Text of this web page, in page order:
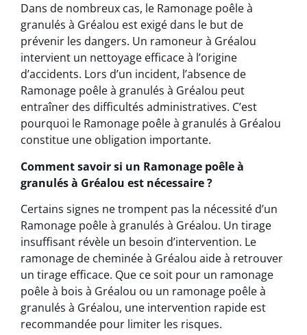
Dans de nombreux cas, le Ramonage poêle à
granulés à Gréalou est exigé dans le but de
prévenir les dangers. Un ramoneur à Gréalou
intervient un nettoyage efficace à l’origine
d’accidents. Lors d’un incident, l’absence de
Ramonage poêle à granulés à Gréalou peut
entraîner des difficultés administratives. C’est
pourquoi le Ramonage poêle à granulés à Gréalou
constitue une obligation importante.
Comment savoir si un Ramonage poêle à
granulés à Gréalou est nécessaire ?
Certains signes ne trompent pas la nécessité d’un
Ramonage poêle à granulés à Gréalou. Un tirage
insuffisant révèle un besoin d’intervention. Le
ramonage de cheminée à Gréalou aide à retrouver
un tirage efficace. Que ce soit pour un ramonage
poêle à bois à Gréalou ou un ramonage poêle à
granulés à Gréalou, une intervention rapide est
recommandée pour limiter les risques.